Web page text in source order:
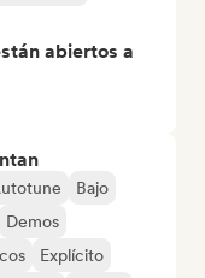
abiertos a
Bajo
Demos
Explícito